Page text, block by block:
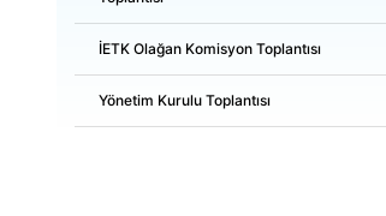
İETK Olağan Komisyon Toplantısı
Yönetim Kurulu Toplantısı